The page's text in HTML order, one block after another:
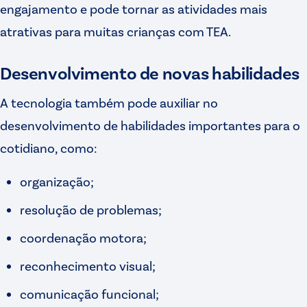
engajamento e pode tornar as atividades mais
atrativas para muitas crianças com TEA.
Desenvolvimento de novas habilidades
A tecnologia também pode auxiliar no
desenvolvimento de habilidades importantes para o
cotidiano, como:
organização;
resolução de problemas;
coordenação motora;
reconhecimento visual;
comunicação funcional;